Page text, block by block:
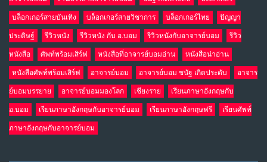
บล็อกเกอร์สายบันเทิง บล็อกเกอร์สายวิชาการ บล็อกเกอร์ไทย ปัญญา
ประดิษฐ์ รีวิวหนัง รีวิวหนัง กับ อ.บอม รีวิวหนังกับอาจารย์บอม รีวิว
หนังสือ ศัพท์พร้อมเสิร์ฟ หนังสือที่อาจารย์บอมอ่าน หนังสือน่าอ่าน
หนังสือศัพท์พร้อมเสิร์ฟ อาจารย์บอม อาจารย์บอม ชนัฐ เกิดประดับ อาจาร
ย์บอมบรรยาย อาจารย์บอมมองโลก เชียงราย เรียนภาษาอังกฤษกับ
อ.บอม เรียนภาษาอังกฤษกับอาจารย์บอม เรียนภาษาอังกฤษฟรี เรียนศัพท์
ภาษาอังกฤษกับอาจารย์บอม